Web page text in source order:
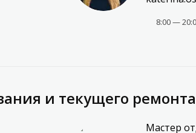
8:00 —
и текущего ремонта
Мастер